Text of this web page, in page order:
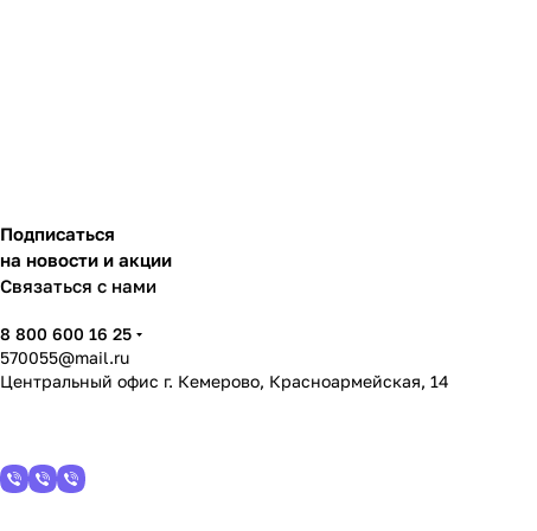
Подписаться
на новости и акции
Связаться с нами
8 800 600 16 25
570055@mail.ru
Центральный офис г. Кемерово, Красноармейская, 14